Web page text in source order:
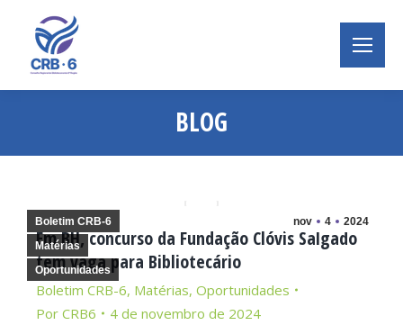
BLOG
Você está aqui:
nov 4 2024
Boletim CRB-6
Matérias
Oportunidades
Em BH, concurso da Fundação Clóvis Salgado
tem vaga para Bibliotecário
Boletim CRB-6, Matérias, Oportunidades
Por CRB6 4 de novembro de 2024